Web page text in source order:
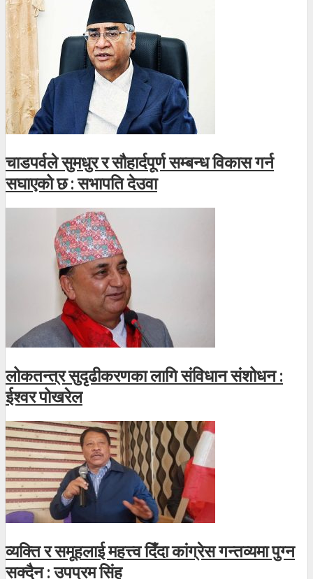
चाडपर्वले सुमधुर र सौहार्दपूर्ण सम्बन्ध विकास गर्न
सघाएको छ : सभापति देउवा
लोकतन्त्र सुदृढीकरणका लागि संविधान संशोधन :
ईश्वर पोखरेल
व्यक्ति र समूहलाई महत्त्व दिँदा कांग्रेस गन्तव्यमा पुग्न
सक्दैन : उपप्रम सिंह